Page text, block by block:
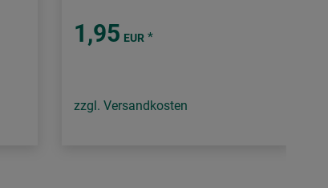
1,95 EUR *
zzgl. Versandkosten